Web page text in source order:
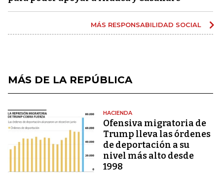
MÁS RESPONSABILIDAD SOCIAL
MÁS DE LA REPÚBLICA
HACIENDA
Ofensiva migratoria de
Trump lleva las órdenes
de deportación a su
nivel más alto desde
1998